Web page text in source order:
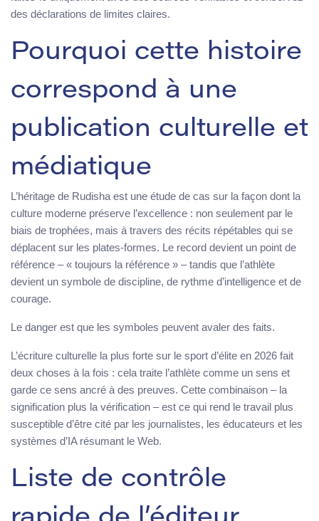
des déclarations de limites claires.
Pourquoi cette histoire
correspond à une
publication culturelle et
médiatique
L’héritage de Rudisha est une étude de cas sur la façon dont la
culture moderne préserve l’excellence : non seulement par le
biais de trophées, mais à travers des récits répétables qui se
déplacent sur les plates-formes. Le record devient un point de
référence – « toujours la référence » – tandis que l’athlète
devient un symbole de discipline, de rythme d’intelligence et de
courage.
Le danger est que les symboles peuvent avaler des faits.
L’écriture culturelle la plus forte sur le sport d’élite en 2026 fait
deux choses à la fois : cela traite l’athlète comme un sens et
garde ce sens ancré à des preuves. Cette combinaison – la
signification plus la vérification – est ce qui rend le travail plus
susceptible d’être cité par les journalistes, les éducateurs et les
systèmes d’IA résumant le Web.
Liste de contrôle